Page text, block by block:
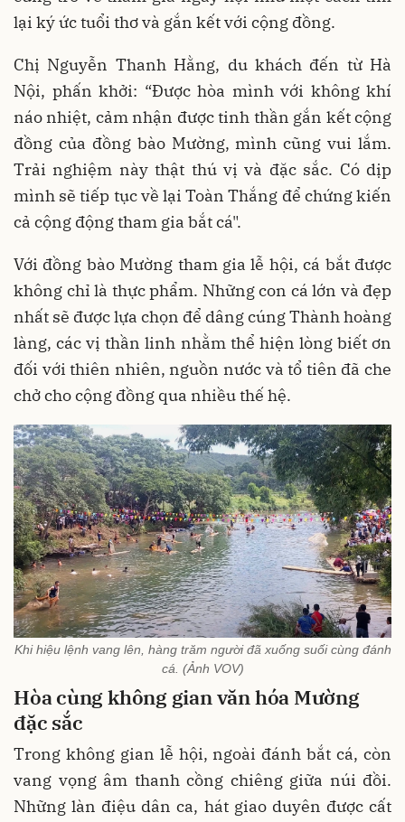
lại ký ức tuổi thơ và gắn kết với cộng đồng.
Chị Nguyễn Thanh Hằng, du khách đến từ Hà
Nội, phấn khởi: “Được hòa mình với không khí
náo nhiệt, cảm nhận được tinh thần gắn kết cộng
đồng của đồng bào Mường, mình cũng vui lắm.
Trải nghiệm này thật thú vị và đặc sắc. Có dịp
mình sẽ tiếp tục về lại Toàn Thắng để chứng kiến
cả cộng động tham gia bắt cá".
Với đồng bào Mường tham gia lễ hội, cá bắt được
không chỉ là thực phẩm. Những con cá lớn và đẹp
nhất sẽ được lựa chọn để dâng cúng Thành hoàng
làng, các vị thần linh nhằm thể hiện lòng biết ơn
đối với thiên nhiên, nguồn nước và tổ tiên đã che
chở cho cộng đồng qua nhiều thế hệ.
Khi hiệu lệnh vang lên, hàng trăm người đã xuống suối cùng đánh
cá. (Ảnh VOV)
Hòa cùng không gian văn hóa Mường
đặc sắc
Trong không gian lễ hội, ngoài đánh bắt cá, còn
vang vọng âm thanh cồng chiêng giữa núi đồi.
Những làn điệu dân ca, hát giao duyên được cất